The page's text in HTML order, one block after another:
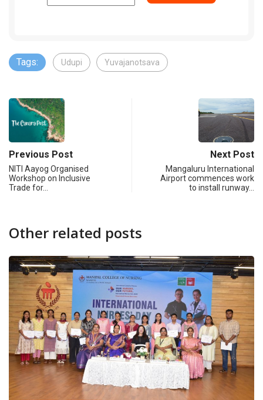
Tags: Udupi Yuvajanotsava
Previous Post
NITI Aayog Organised
Workshop on Inclusive
Trade for…
Next Post
Mangaluru International
Airport commences work
to install runway…
Other related posts